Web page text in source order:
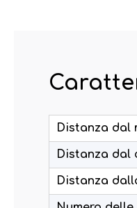
Distanza dal
Distanza dal
Distanza